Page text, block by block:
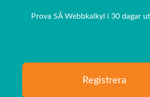
Prova SÅ Webbkalkyl i 30 dagar
Registrera